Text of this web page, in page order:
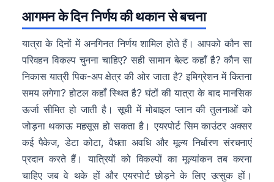
आगमन के दिन निर्णय की थकान से बचना
यात्रा के दिनों में अनगिनत निर्णय शामिल होते हैं। आपको कौन सा
परिवहन विकल्प चुनना चाहिए? सही सामान बेल्ट कहाँ है? कौन सा
निकास यात्री पिक-अप क्षेत्र की ओर जाता है? इमिग्रेशन में कितना
समय लगेगा? होटल कहाँ स्थित है? घंटों की यात्रा के बाद मानसिक
ऊर्जा सीमित हो जाती है। सूची में मोबाइल प्लान की तुलनाओं को
जोड़ना थकाऊ महसूस हो सकता है। एयरपोर्ट सिम काउंटर अक्सर
कई पैकेज, डेटा कोटा, वैधता अवधि और मूल्य निर्धारण संरचनाएं
प्रदान करते हैं। यात्रियों को विकल्पों का मूल्यांकन तब करना
चाहिए जब वे थके हों और एयरपोर्ट छोड़ने के लिए उत्सुक हों।